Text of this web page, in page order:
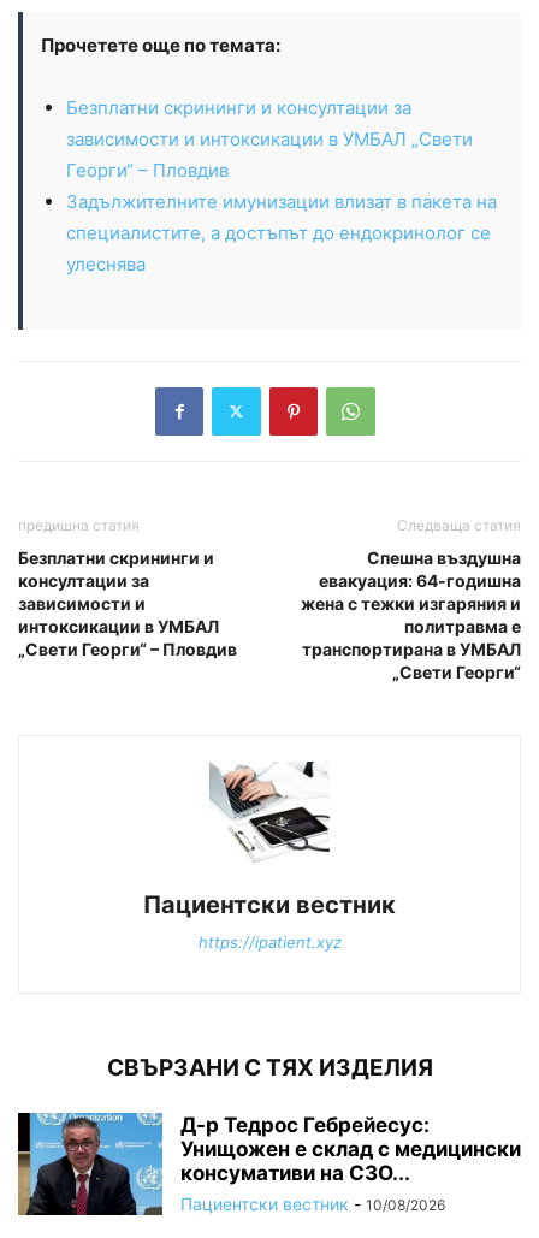
Прочетете още по темата:
Безплатни скрининги и консултации за
зависимости и интоксикации в УМБАЛ „Свети
Георги“ – Пловдив
Задължителните имунизации влизат в пакета на
специалистите, а достъпът до ендокринолог се
улеснява
предишна статия
Безплатни скрининги и
консултации за
зависимости и
интоксикации в УМБАЛ
„Свети Георги“ – Пловдив
Следваща статия
Спешна въздушна
евакуация: 64-годишна
жена с тежки изгаряния и
политравма е
транспортирана в УМБАЛ
„Свети Георги“
Пациентски вестник
https://ipatient.xyz
СВЪРЗАНИ С ТЯХ ИЗДЕЛИЯ
Д-р Тедрос Гебрейесус:
Унищожен е склад с медицински
консумативи на СЗО...
Пациентски вестник - 10/08/2026